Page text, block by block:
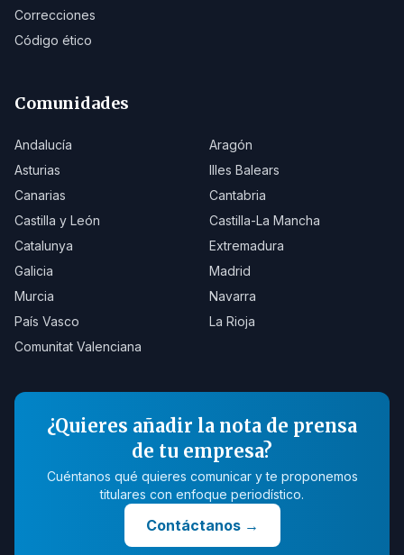
Correcciones
Código ético
Comunidades
Andalucía
Aragón
Asturias
Illes Balears
Canarias
Cantabria
Castilla y León
Castilla-La Mancha
Catalunya
Extremadura
Galicia
Madrid
Murcia
Navarra
País Vasco
La Rioja
Comunitat Valenciana
¿Quieres añadir la nota de prensa
de tu empresa?
Cuéntanos qué quieres comunicar y te proponemos
titulares con enfoque periodístico.
Contáctanos→